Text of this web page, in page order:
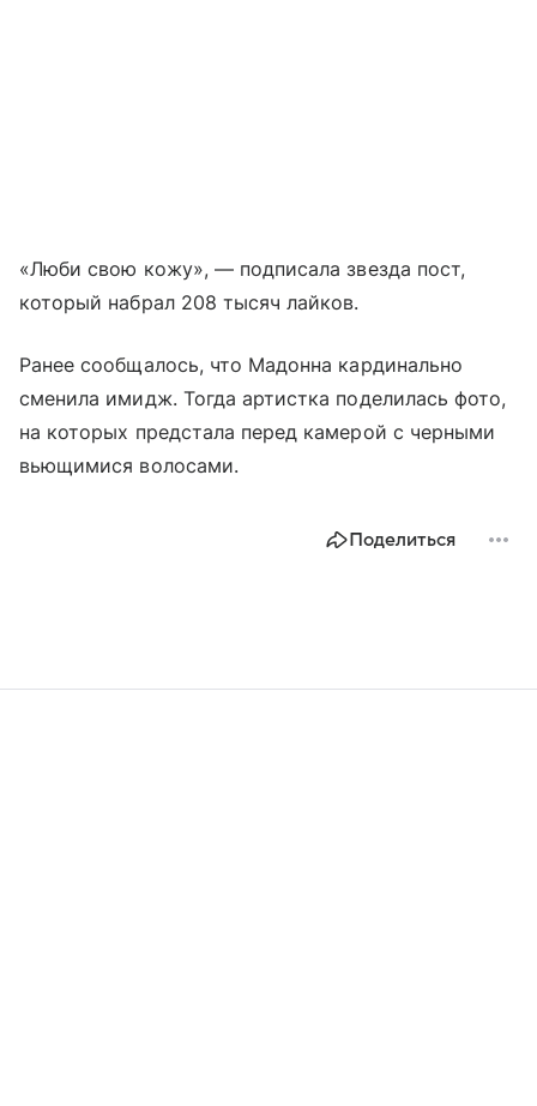
«Люби свою кожу», — подписала звезда пост,
который набрал 208 тысяч лайков.
Ранее сообщалось, что Мадонна кардинально
сменила имидж. Тогда артистка поделилась фото,
на которых предстала перед камерой с черными
вьющимися волосами.
Поделиться